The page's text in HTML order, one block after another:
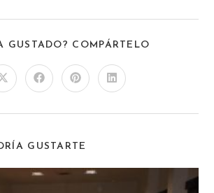
GUSTADO? COMPÁRTELO
GUSTARTE